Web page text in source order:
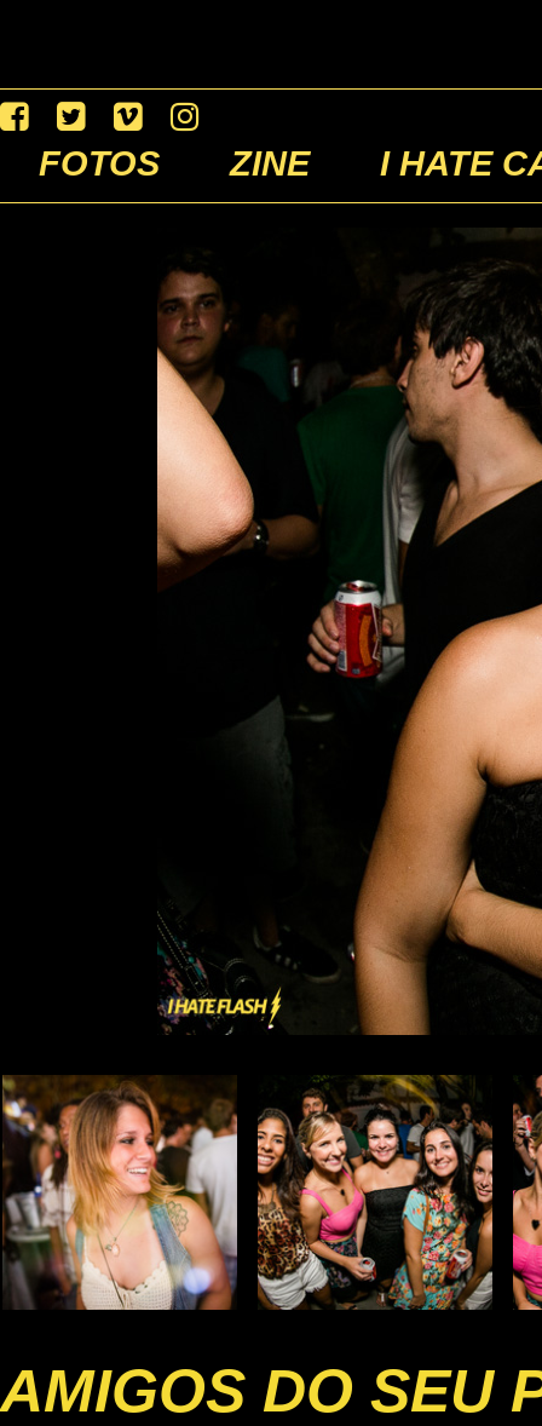
FOTOS ZINE I HATE
AMIGOS DO SEU